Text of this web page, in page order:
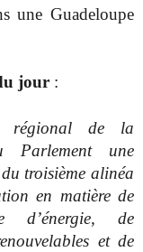
une Guadeloupe
jour :
régional de la
Parlement une
troisième alinéa
en matière de
d’énergie, de
et de